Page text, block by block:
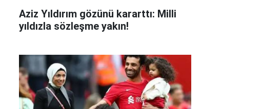
Aziz Yıldırım gözünü kararttı: Milli
yıldızla sözleşme yakın!